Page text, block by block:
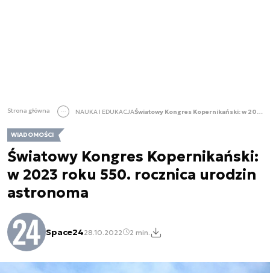
Strona główna NAUKA I EDUKACJA Światowy Kongres Kopernikański: w 2023 roku 550. rocznica urodzin astronoma
WIADOMOŚCI
Światowy Kongres Kopernikański:
w 2023 roku 550. rocznica urodzin
astronoma
Space2428.10.2022 2 min.